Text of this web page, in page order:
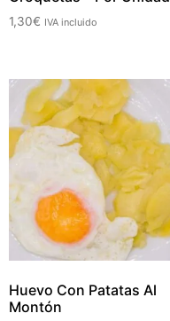
1,30€ IVA incluido
Huevo Con Patatas Al
Montón